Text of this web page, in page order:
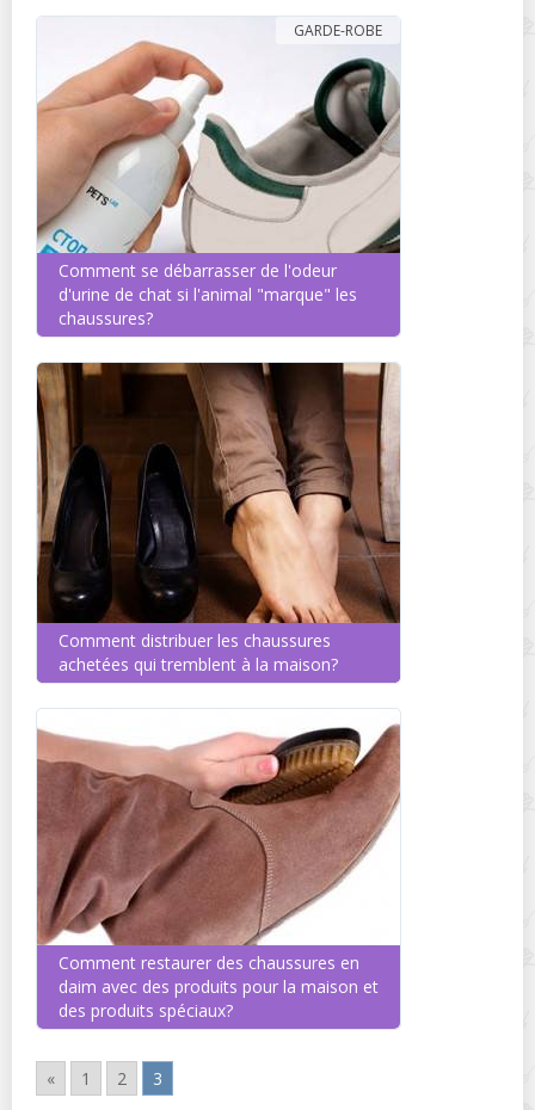
Comment se débarrasser de l'odeur
d'urine de chat si l'animal "marque" les
chaussures?
GARDE-ROBE
Comment distribuer les chaussures
achetées qui tremblent à la maison?
Comment restaurer des chaussures en
daim avec des produits pour la maison et
des produits spéciaux?
« 1 2 3